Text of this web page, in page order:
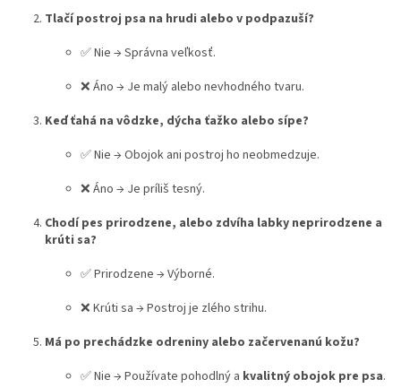
Tlačí postroj psa na hrudi alebo v podpazuší?
✅ Nie → Správna veľkosť.
❌ Áno → Je malý alebo nevhodného tvaru.
Keď ťahá na vôdzke, dýcha ťažko alebo sípe?
✅ Nie → Obojok ani postroj ho neobmedzuje.
❌ Áno → Je príliš tesný.
Chodí pes prirodzene, alebo zdvíha labky neprirodzene a
krúti sa?
✅ Prirodzene → Výborné.
❌ Krúti sa → Postroj je zlého strihu.
Má po prechádzke odreniny alebo začervenanú kožu?
✅ Nie → Používate pohodlný a kvalitný obojok pre psa.